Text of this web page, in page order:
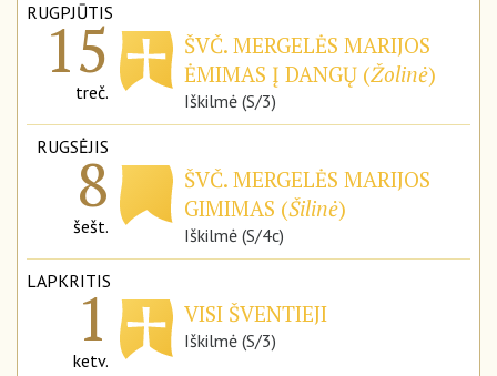
RUGPJŪTIS
15
treč.
ŠVČ. MERGELĖS MARIJOS
ĖMIMAS Į DANGŲ (Žolinė)
Iškilmė (S/3)
RUGSĖJIS
8
šešt.
ŠVČ. MERGELĖS MARIJOS
GIMIMAS (Šilinė)
Iškilmė (S/4c)
LAPKRITIS
1
ketv.
VISI ŠVENTIEJI
Iškilmė (S/3)